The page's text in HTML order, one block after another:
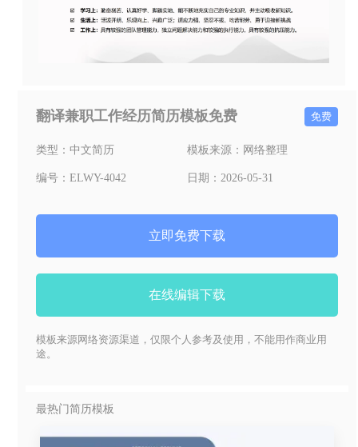
翻译兼职工作经历简历模板免费 免费
类型：中文简历 模板来源： 网络整理
编号：ELWY-4042 日期： 2026-05-31
立即免费下载
在线编辑下载
模板来源网络资源渠道，仅限个人参考及使用，不能用作商业用
途。
最热门简历模板